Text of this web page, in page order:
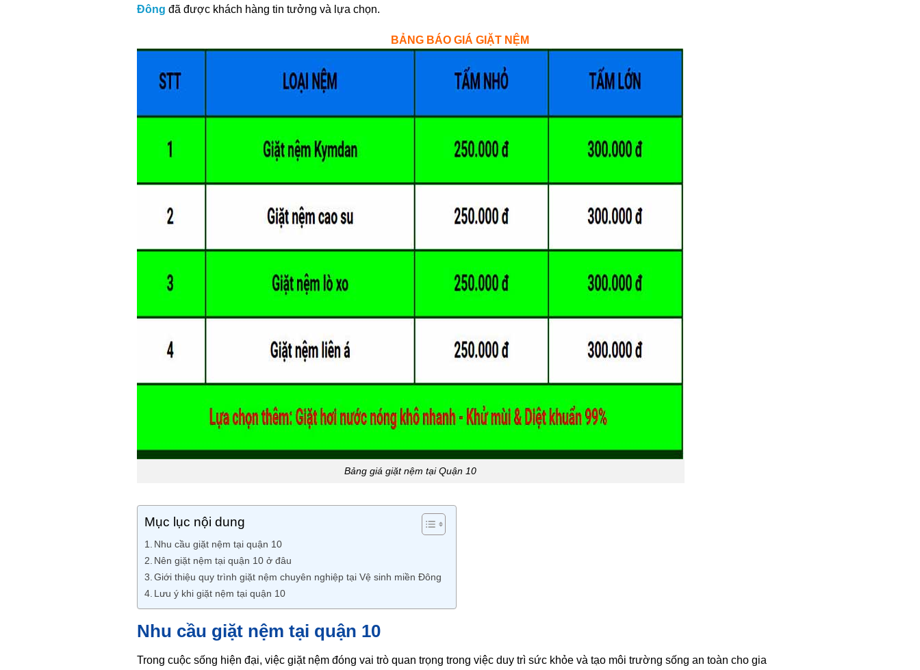
Đông đã được khách hàng tin tưởng và lựa chọn.
BẢNG BÁO GIÁ GIẶT NỆM
Bảng giá giặt nệm tại Quận 10
Mục lục nội dung
Nhu cầu giặt nệm tại quận 10
Nên giặt nệm tại quận 10 ở đâu
Giới thiệu quy trình giặt nệm chuyên nghiệp tại Vệ sinh miền Đông
Lưu ý khi giặt nệm tại quận 10
Nhu cầu giặt nệm tại quận 10
Trong cuộc sống hiện đại, việc giặt nệm đóng vai trò quan trọng trong việc duy trì sức khỏe và tạo môi trường sống an toàn cho gia